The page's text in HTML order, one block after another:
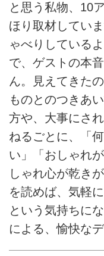
と思う私物、10
ほり取材してい
ゃべりしている
で、ゲストの本
ん。見えてきた
ものとのつきあ
方や、大事にさ
ねるごとに、「
い」「おしゃれ
しゃれ心が乾き
を読めば、気軽
という気持ちに
による、愉快な